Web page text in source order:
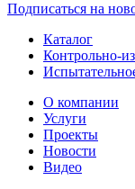
Подписаться на
Каталог
Контрольно-
О компании
Услуги
Проекты
Новости
Видео